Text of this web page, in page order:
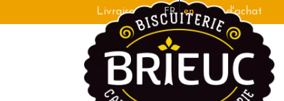
FR en
Fabrication bretonne de qualité artisanale